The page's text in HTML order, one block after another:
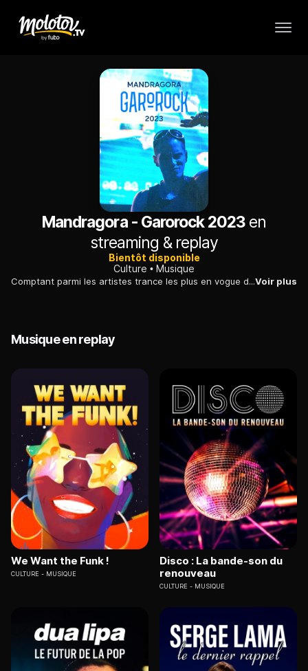
Mandragora - Garorock 2023en
streaming & replay
Bientôt disponible
Culture
Musique
Comptant parmi les artistes trance les plus en vogue du moment, Mandragora a déjà produit huit albums avec toujours un style unique et déjanté accompagné d'une énergie contagieuse.Voir plus
Musique en replay
We Want the Funk !
CULTURE MUSIQUE
Disco : La bande-son du
renouveau
CULTURE MUSIQUE